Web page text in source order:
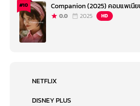
#10 Companion (2025) คอมแพเนี
0.0 2025 HD
NETFLIX
DISNEY PLUS